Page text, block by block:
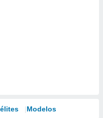
Modelos